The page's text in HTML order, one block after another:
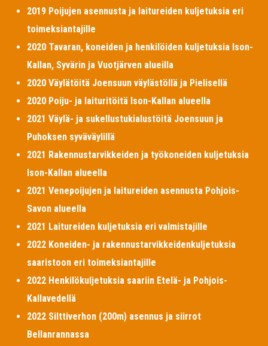
2019 Poijujen asennusta ja laitureiden kuljetuksia eri
toimeksiantajille
2020 Tavaran, koneiden ja henkilöiden kuljetuksia Ison-
Kallan, Syvärin ja Vuotjärven alueilla
2020 Väylätöitä Joensuun väylästöllä ja Pielisellä
2020 Poiju- ja laituritöitä Ison-Kallan alueella
2021 Väylä- ja sukellustukialustöitä Joensuun ja
Puhoksen syväväylillä
2021 Rakennustarvikkeiden ja työkoneiden kuljetuksia
Ison-Kallan alueella
2021 Venepoijujen ja laitureiden asennusta Pohjois-
Savon alueella
2021 Laitureiden kuljetuksia eri valmistajille
2022 Koneiden- ja rakennustarvikkeidenkuljetuksia
saaristoon eri toimeksiantajille
2022 Henkilökuljetuksia saariin Etelä- ja Pohjois-
Kallavedellä
2022 Silttiverhon (200m) asennus ja siirrot
Bellanrannassa